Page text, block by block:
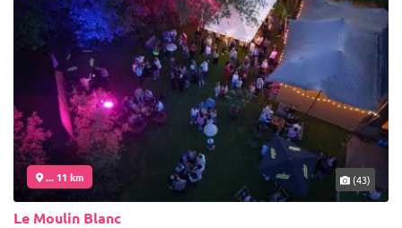
... 11 km (43)
Le Moulin Blanc